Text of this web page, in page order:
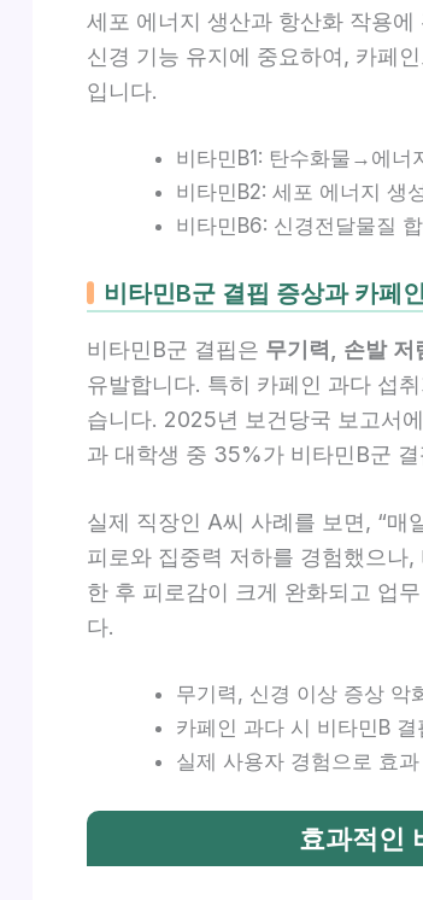
세포 에너지 생산과 항산화 작용에
신경 기능 유지에 중요하여, 카페
입니다.
비타민B1: 탄수화물→에너
비타민B2: 세포 에너지 생
비타민B6: 신경전달물질
비타민B군 결핍 증상과 카페
비타민B군 결핍은 무기력, 손발
유발합니다. 특히 카페인 과다 섭
습니다. 2025년 보건당국 보고서
과 대학생 중 35%가 비타민B군
실제 직장인 A씨 사례를 보면, “
피로와 집중력 저하를 경험했으나
한 후 피로감이 크게 완화되고 업
다.
무기력, 신경 이상 증상 악
카페인 과다 시 비타민B
실제 사용자 경험으로 효과
효과적인